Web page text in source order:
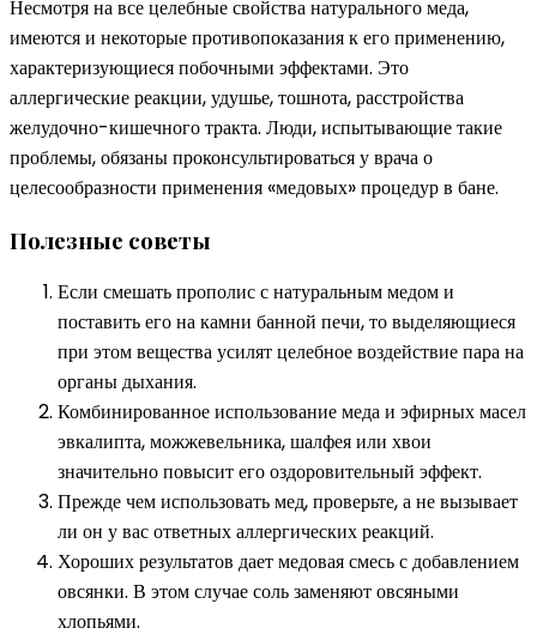
Несмотря на все целебные свойства натурального меда,
имеются и некоторые противопоказания к его применению,
характеризующиеся побочными эффектами. Это
аллергические реакции, удушье, тошнота, расстройства
желудочно-кишечного тракта. Люди, испытывающие такие
проблемы, обязаны проконсультироваться у врача о
целесообразности применения «медовых» процедур в бане.
Полезные советы
Если смешать прополис с натуральным медом и
поставить его на камни банной печи, то выделяющиеся
при этом вещества усилят целебное воздействие пара на
органы дыхания.
Комбинированное использование меда и эфирных масел
эвкалипта, можжевельника, шалфея или хвои
значительно повысит его оздоровительный эффект.
Прежде чем использовать мед, проверьте, а не вызывает
ли он у вас ответных аллергических реакций.
Хороших результатов дает медовая смесь с добавлением
овсянки. В этом случае соль заменяют овсяными
хлопьями.